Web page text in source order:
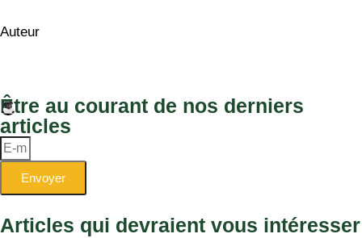
Auteur
Être au courant de nos derniers
articles
Envoyer
Articles qui devraient vous intéresser